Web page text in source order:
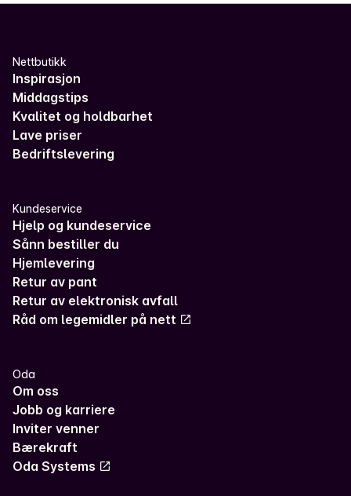
Nettbutikk
Inspirasjon
Middagstips
Kvalitet og holdbarhet
Lave priser
Bedriftslevering
Kundeservice
Hjelp og kundeservice
Sånn bestiller du
Hjemlevering
Retur av pant
Retur av elektronisk avfall
Råd om legemidler på nett
Oda
Om oss
Jobb og karriere
Inviter venner
Bærekraft
Oda Systems